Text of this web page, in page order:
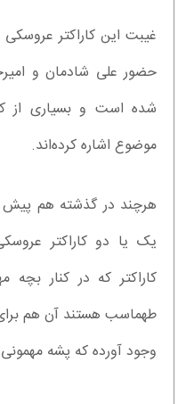
غیبت این کاراکتر
حضور علی شادمان و
شده است و بسیاری از
موضوع اشاره کرده‌اند.
هرچند در گذشته هم پیش
یک یا دو کاراکتر
کاراکتر که در کنار
طهماسب هستند آن هم
وجود آورده که پشه